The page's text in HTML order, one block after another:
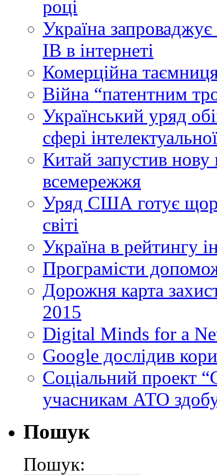
році
Україна
ІВ в інтернеті
Комерційна
Війна “патентним
Український уряд
сфері
Китай запустив
всемережжя
Уряд США готує
світі
Україна в рейтингу
Програмісти
Дорожня карта
2015
Digital Minds for a
Google дослідив
Cоціальний проект
учасникам АТО
Пошук
Пошук: